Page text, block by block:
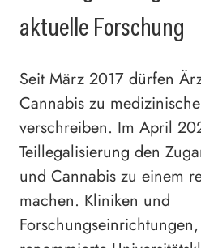
aktuelle Forschung
Seit März 2017 dürfen
Cannabis zu
verschreiben. Im April
Teillegalisierung den
und Cannabis zu einem
machen. Kliniken und